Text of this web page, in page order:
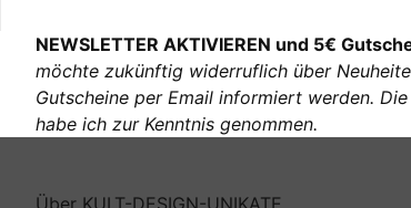
NEWSLETTER AKTIVIEREN und 5€
möchte zukünftig widerruflich über
Gutscheine per Email informiert werden. Die
habe ich zur Kenntnis genommen.
Über KULT-DESIGN-UNIKATE